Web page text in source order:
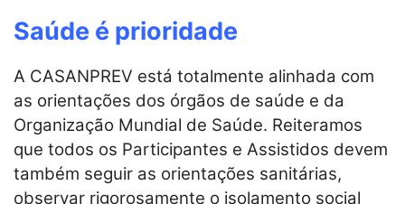
Saúde é prioridade
A CASANPREV está totalmente alinhada com
as orientações dos órgãos de saúde e da
Organização Mundial de Saúde. Reiteramos
que todos os Participantes e Assistidos devem
também seguir as orientações sanitárias,
observar rigorosamente o isolamento social